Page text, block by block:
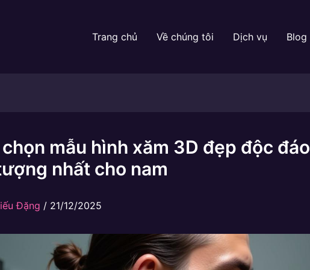
Trang chủ Về chúng tôi Dịch vụ Blog
mẫu hình xăm 3D đẹp độc đáo
nhất cho nam
Đặng / 21/12/2025